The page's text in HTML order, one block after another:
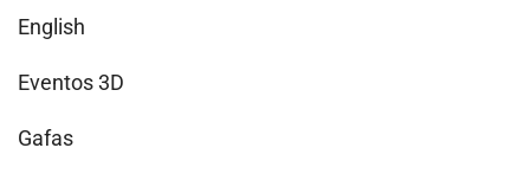
English
Eventos 3D
Gafas